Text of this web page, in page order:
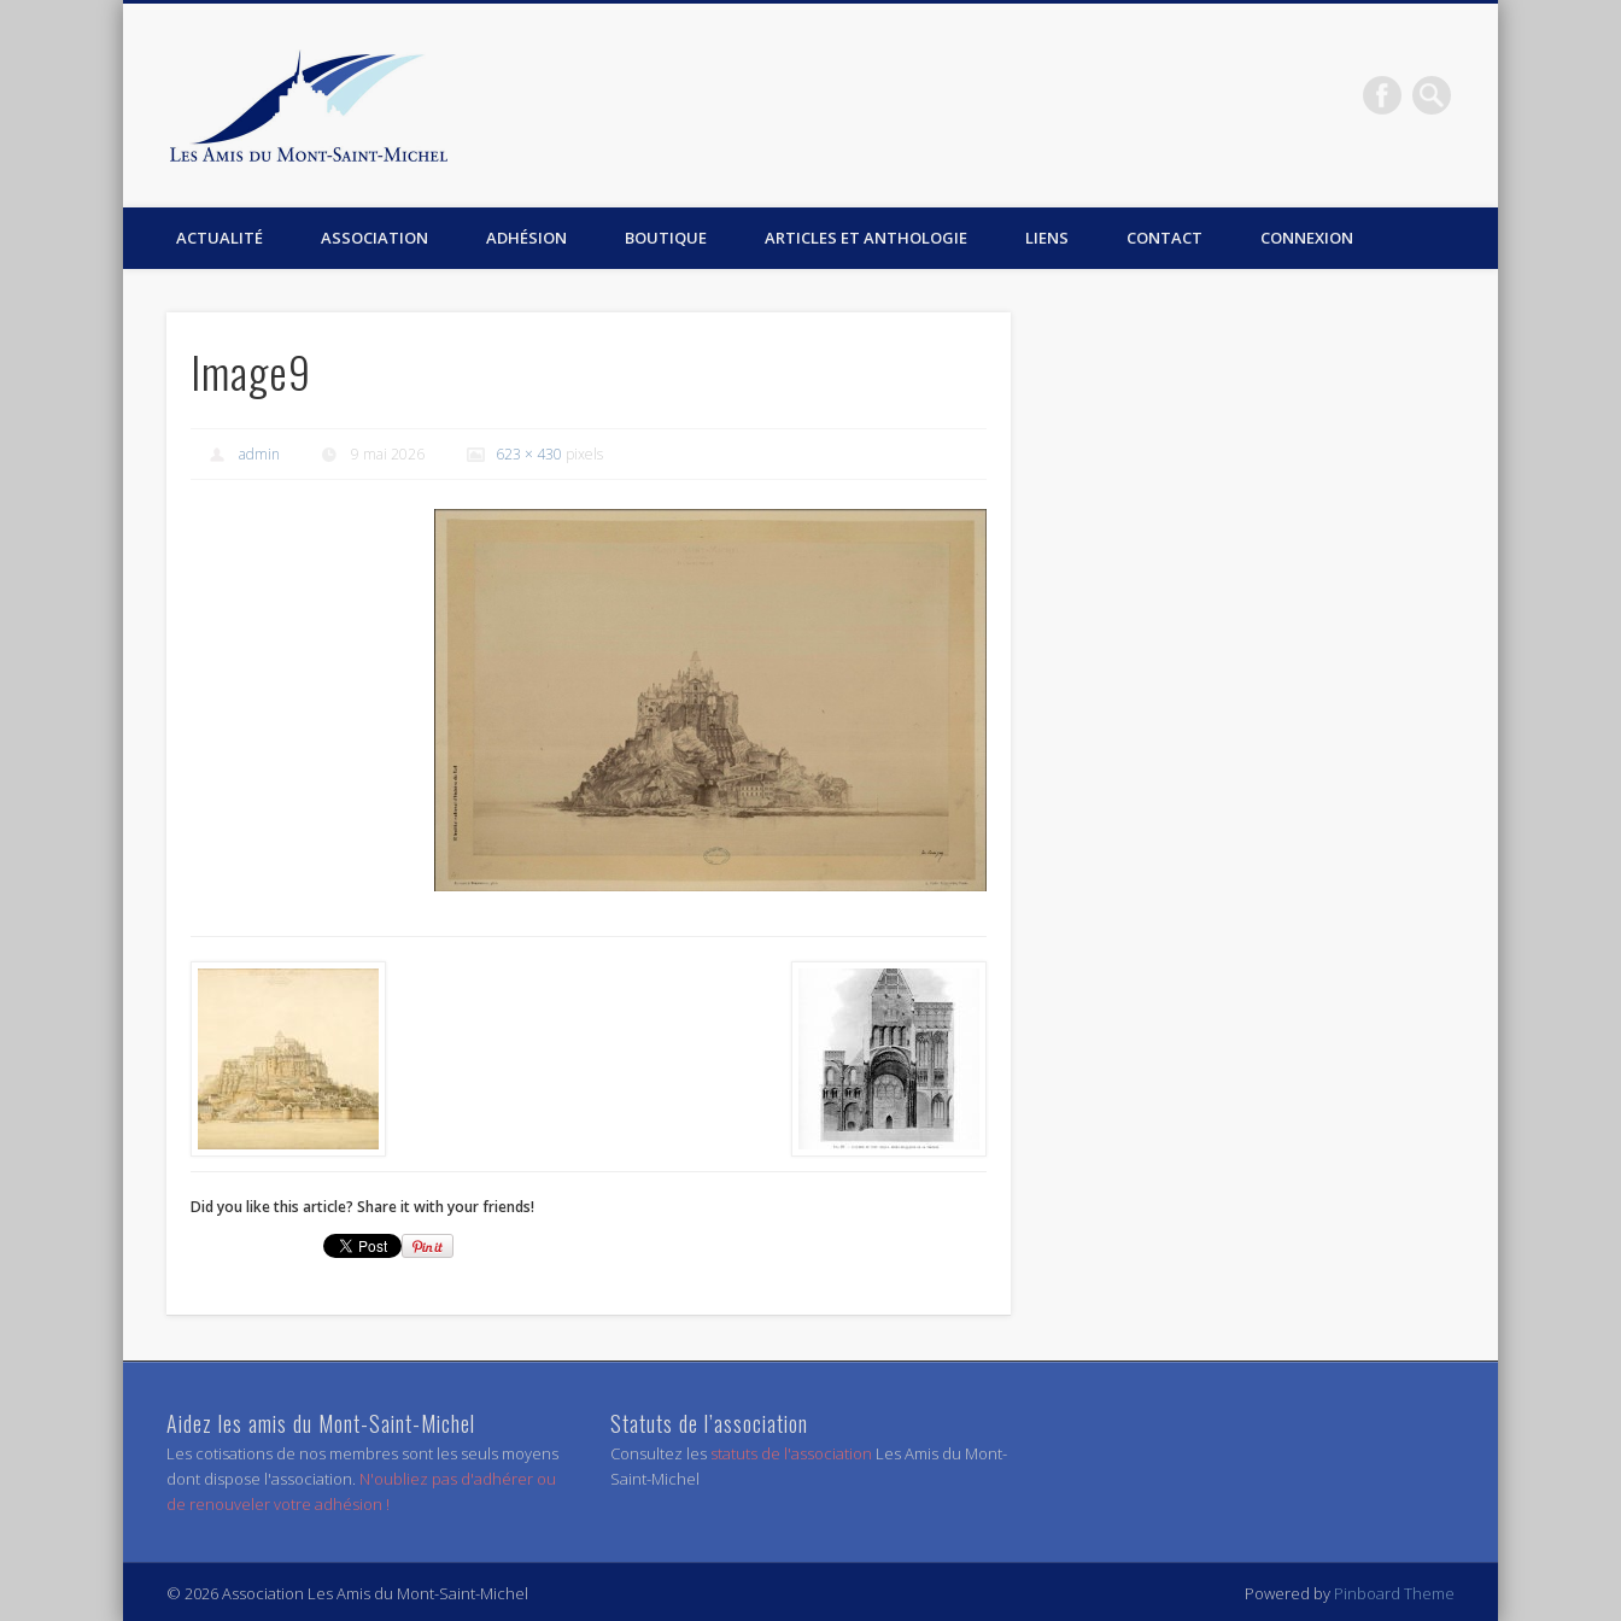
Association les amis du Mont-Saint-Michel
ACTUALITÉ ASSOCIATION ADHÉSION BOUTIQUE ARTICLES ET ANTHOLOGIE LIENS CONTACT CONNEXION
Image9
admin 9 mai 2026 623 × 430 pixels
Did you like this article? Share it with your friends!
Aidez les amis du Mont-Saint-Michel
Les cotisations de nos membres sont les seuls moyens
dont dispose l'association. N'oubliez pas d'adhérer ou
de renouveler votre adhésion !
Statuts de l’association
Consultez les statuts de l'association Les Amis du Mont-
Saint-Michel
© 2026 Association Les Amis du Mont-Saint-Michel Powered by Pinboard Theme